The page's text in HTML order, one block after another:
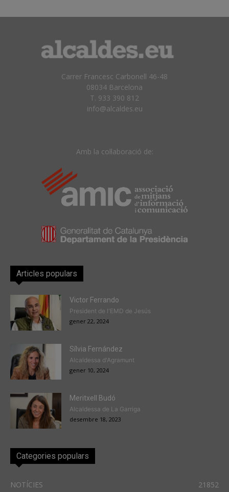
Carrer Francesc Carbonell 46-48
08034 Barcelona
T. 933 390 812
info@alcaldes.eu
Amb la col·laboració de:
Articles populars
Victor Ferrando
President de l'EMD de Jesús
gener 22, 2024
Sílvia Fernández
Alcaldessa d'Agramunt
gener 10, 2024
Meritxell Budó
Alcaldessa de La Garriga
desembre 18, 2023
Categories populars
NOTÍCIES 21852